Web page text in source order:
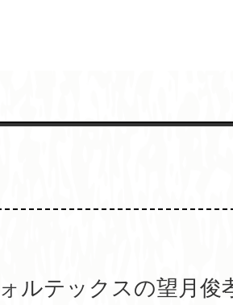
ルテックスの望月俊